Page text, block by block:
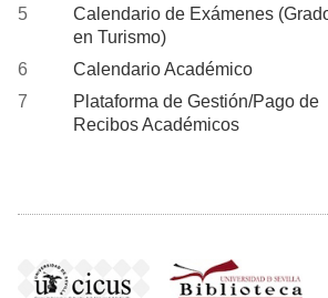
Calendario de Exámenes
en Turismo)
Calendario Académico
Plataforma de Gestión/Pago de
Recibos Académicos